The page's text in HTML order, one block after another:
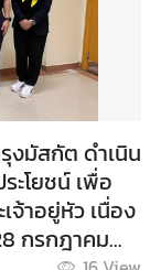
งมัสกัต ดำเนิน
โยชน์ เพื่อ
จ้าอยู่หัว เนื่อง
กรกฎาคม